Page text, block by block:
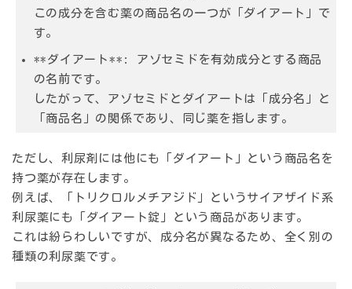
この成分を含む薬の商品名の一つが「ダイアート」で
す。
**ダイアート**: アゾセミドを有効成分とする商品
の名前です。
したがって、アゾセミドとダイアートは「成分名」と
「商品名」の関係であり、同じ薬を指します。
ただし、利尿剤には他にも「ダイアート」という商品名を
持つ薬が存在します。
例えば、「トリクロルメチアジド」というサイアザイド系
利尿薬にも「ダイアート錠」という商品があります。
これは紛らわしいですが、成分名が異なるため、全く別の
種類の利尿薬です。